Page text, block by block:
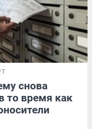
снова
то время как